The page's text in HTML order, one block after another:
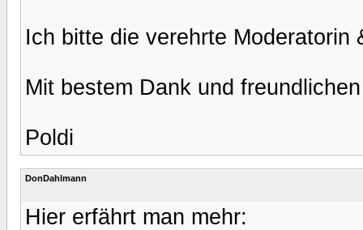
Ich bitte die verehrte Moderatorin
Mit bestem Dank und
Poldi
DonDahlmann
Hier erfährt man mehr: